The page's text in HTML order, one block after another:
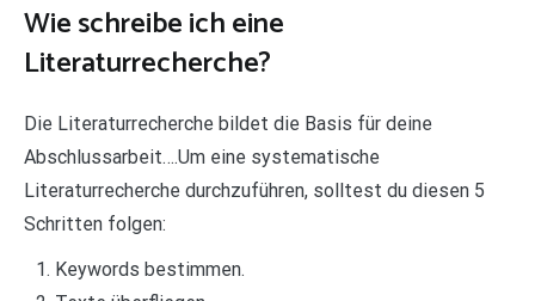
Wie schreibe ich eine
Literaturrecherche?
Die Literaturrecherche bildet die Basis für deine
Abschlussarbeit….Um eine systematische
Literaturrecherche durchzuführen, solltest du diesen 5
Schritten folgen:
Keywords bestimmen.